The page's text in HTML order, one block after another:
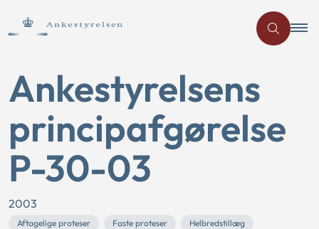
Ankestyrelsens
principafgørelse
P-30-03
2003
Aftagelige proteser Faste proteser
Helbredstillæg